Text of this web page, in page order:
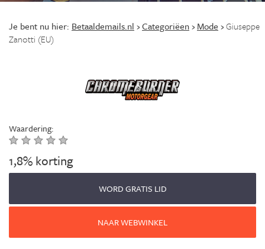
Je bent nu hier: Betaaldemails.nl ›Categoriëen› Mode ›Giuseppe
Zanotti (EU)
Waardering:
1,8% korting
WORD GRATIS LID
NAAR WEBWINKEL